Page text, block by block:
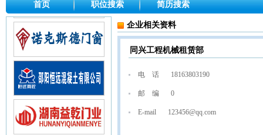
首页 职位搜索 简历搜索
企业相关资料
同兴工程机械租赁部
电 话 18163803190
邮 编 0
E-mail 123456@qq.com